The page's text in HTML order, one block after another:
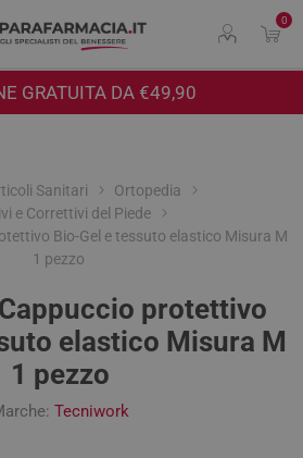
0
GRATUITA DA €49,90
Sanitari
Ortopedia
e Correttivi del Piede
Bio-Gel e tessuto elastico Misura M
1 pezzo
protettivo
elastico Misura M
1 pezzo
Tecniwork